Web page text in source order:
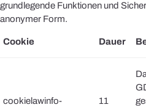
grundlegende Funktionen und
anonymer Form.
Cookie Dauer
cookielawinfo-
11